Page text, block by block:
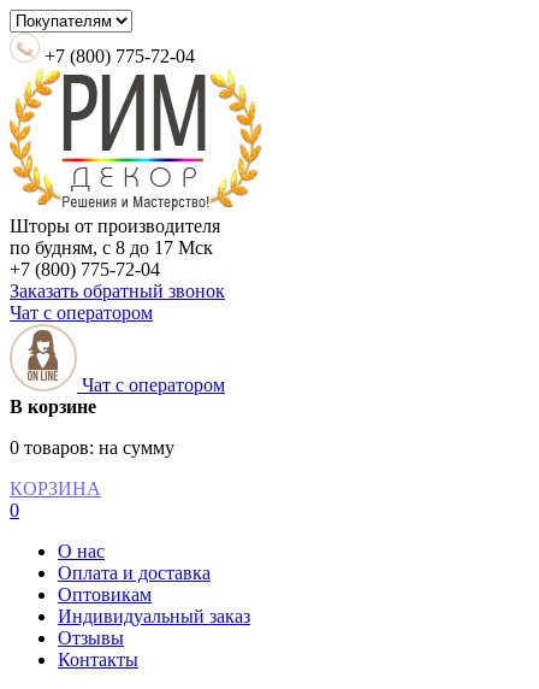
+7 (800) 775-72-04
Шторы от производителя
по будням, с 8 до 17 Мск
+7 (800) 775-72-04
Заказать обратный звонок
Чат с оператором
Чат с оператором
В корзине
0 товаров: на сумму
КОРЗИНА
0
О нас
Оплата и доставка
Оптовикам
Индивидуальный заказ
Отзывы
Контакты